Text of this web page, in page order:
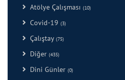
Atölye Çalışması (10)
Covid-19 (3)
Çalıştay (75)
Diğer (435)
Dini Günler (0)